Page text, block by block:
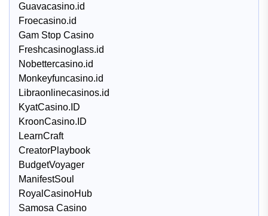
Guavacasino.id
Froecasino.id
Gam Stop Casino
Freshcasinoglass.id
Nobettercasino.id
Monkeyfuncasino.id
Libraonlinecasinos.id
KyatCasino.ID
KroonCasino.ID
LearnCraft
CreatorPlaybook
BudgetVoyager
ManifestSoul
RoyalCasinoHub
Samosa Casino